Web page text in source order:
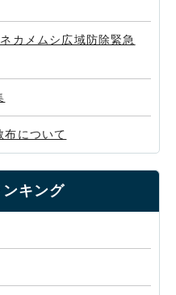
カメムシ広域防除緊急
布について
キング